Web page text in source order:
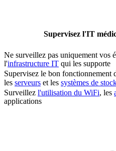
Supervisez l'IT
Ne surveillez pas uniquement vos
l'infrastructure IT qui les supporte
Supervisez le bon fonctionnement
les serveurs et les systèmes de
Surveillez l'utilisation du WiFi, les
applications